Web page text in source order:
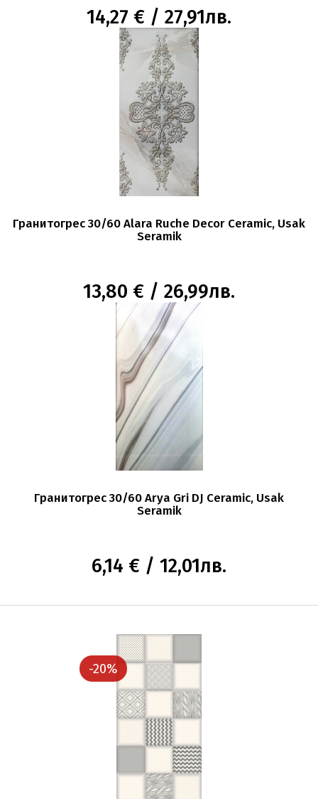
14,27 € / 27,91лв.
Гранитогрес 30/60 Alara Ruche Decor Ceramic, Usak
Seramik
13,80 € / 26,99лв.
Гранитогрес 30/60 Arya Gri DJ Ceramic, Usak
Seramik
6,14 € / 12,01лв.
-20%